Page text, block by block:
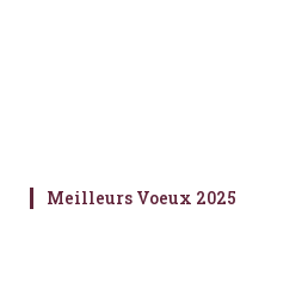
Meilleurs Voeux 2025